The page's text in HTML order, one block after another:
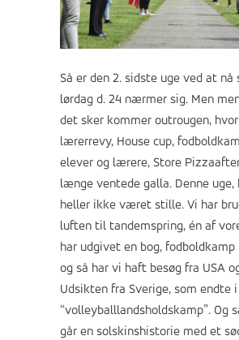
Så er den 2. sidste uge ved at nå
lørdag d. 24 nærmer sig. Men
det sker kommer outrougen,
lærerrevy, House cup,
elever og lærere, Store
længe ventede galla. Denne uge,
heller ikke været stille. Vi har
luften til tandemspring, én af
har udgivet en bog, fodboldkamp
og så har vi haft besøg fra USA
Udsikten fra Sverige, som endte
“volleyballlandsholdskamp”. Og
går en solskinshistorie med et